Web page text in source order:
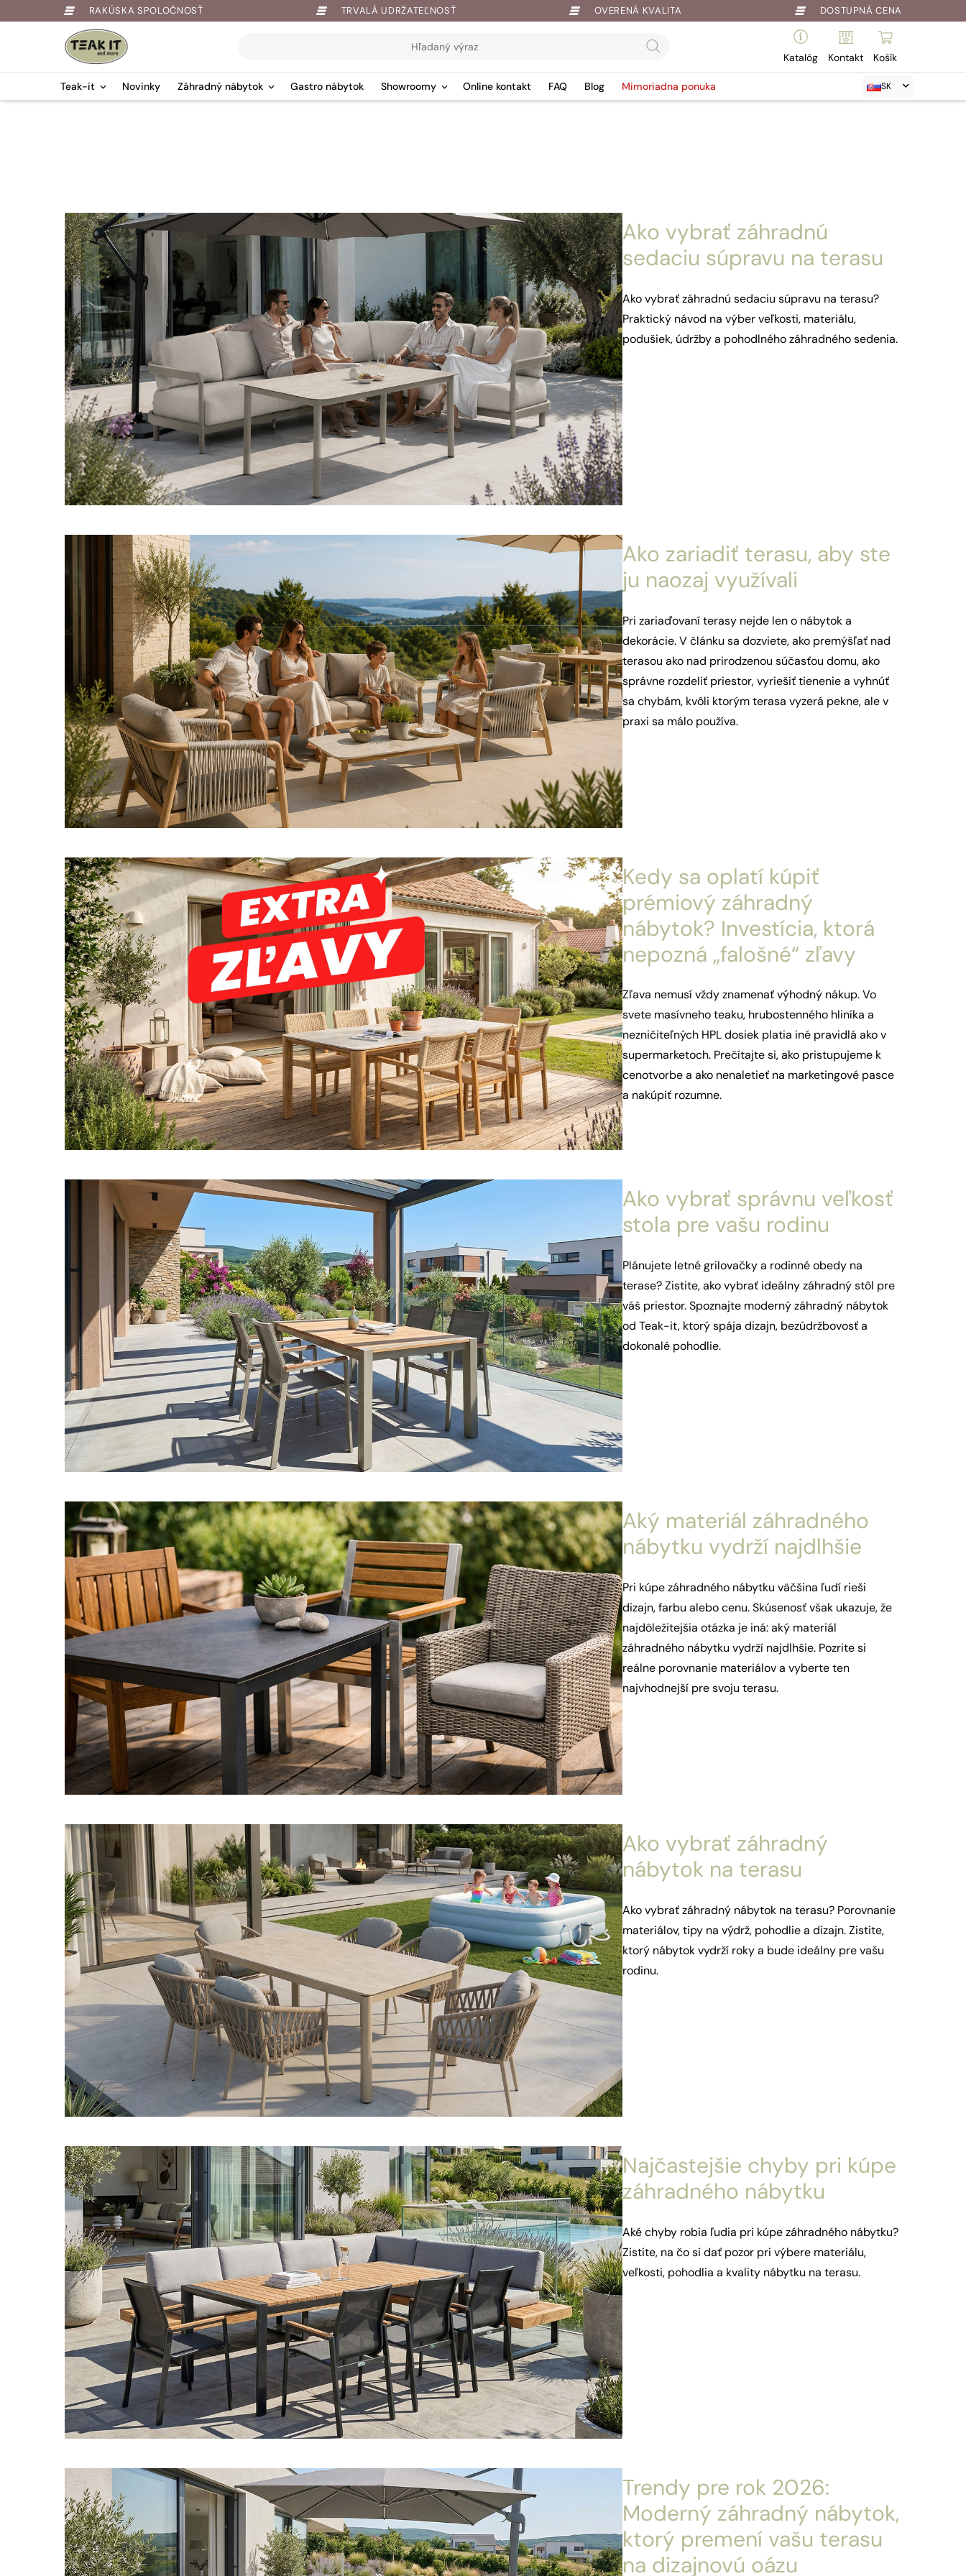
Springe
RAKÚSKA SPOLOČNOSŤ TRVALÁ UDRŽATEĽNOSŤ OVERENÁ KVALITA DOSTUPNÁ CENA
Katalóg Kontakt Košík
Teak-it Novinky Záhradný nábytok Gastro nábytok Showroomy Online kontakt FAQ Blog Mimoriadna ponuka SK
Ako vybrať záhradnú
sedaciu súpravu na terasu
Ako vybrať záhradnú sedaciu súpravu na terasu?
Praktický návod na výber veľkosti, materiálu,
podušiek, údržby a pohodlného záhradného sedenia.
Ako zariadiť terasu, aby ste
ju naozaj využívali
Pri zariaďovaní terasy nejde len o nábytok a
dekorácie. V článku sa dozviete, ako premýšľať nad
terasou ako nad prirodzenou súčasťou domu, ako
správne rozdeliť priestor, vyriešiť tienenie a vyhnúť
sa chybám, kvôli ktorým terasa vyzerá pekne, ale v
praxi sa málo používa.
Kedy sa oplatí kúpiť
prémiový záhradný
nábytok? Investícia, ktorá
nepozná „falošné“ zľavy
Zľava nemusí vždy znamenať výhodný nákup. Vo
svete masívneho teaku, hrubostenného hliníka a
nezničiteľných HPL dosiek platia iné pravidlá ako v
supermarketoch. Prečítajte si, ako pristupujeme k
cenotvorbe a ako nenaletieť na marketingové pasce
a nakúpiť rozumne.
Ako vybrať správnu veľkosť
stola pre vašu rodinu
Plánujete letné grilovačky a rodinné obedy na
terase? Zistite, ako vybrať ideálny záhradný stôl pre
váš priestor. Spoznajte moderný záhradný nábytok
od Teak-it, ktorý spája dizajn, bezúdržbovosť a
dokonalé pohodlie.
Aký materiál záhradného
nábytku vydrží najdlhšie
Pri kúpe záhradného nábytku väčšina ľudí rieši
dizajn, farbu alebo cenu. Skúsenosť však ukazuje, že
najdôležitejšia otázka je iná: aký materiál
záhradného nábytku vydrží najdlhšie. Pozrite si
reálne porovnanie materiálov a vyberte ten
najvhodnejší pre svoju terasu.
Ako vybrať záhradný
nábytok na terasu
Ako vybrať záhradný nábytok na terasu? Porovnanie
materiálov, tipy na výdrž, pohodlie a dizajn. Zistite,
ktorý nábytok vydrží roky a bude ideálny pre vašu
rodinu.
Najčastejšie chyby pri kúpe
záhradného nábytku
Aké chyby robia ľudia pri kúpe záhradného nábytku?
Zistite, na čo si dať pozor pri výbere materiálu,
veľkosti, pohodlia a kvality nábytku na terasu.
Trendy pre rok 2026:
Moderný záhradný nábytok,
ktorý premení vašu terasu
na dizajnovú oázu